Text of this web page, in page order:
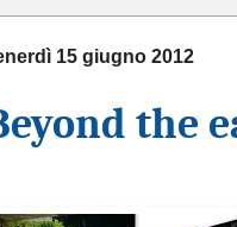
15 giugno 2012
the